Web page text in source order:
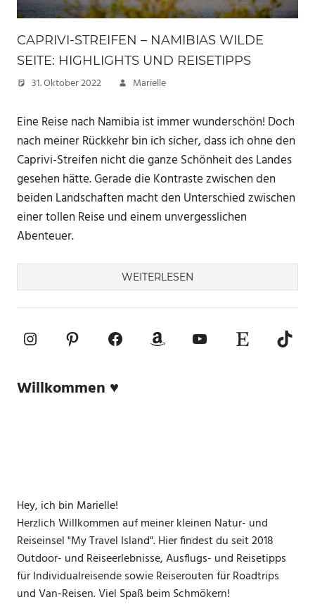
CAPRIVI-STREIFEN – NAMIBIAS WILDE
SEITE: HIGHLIGHTS UND REISETIPPS
31. Oktober 2022 Marielle
Eine Reise nach Namibia ist immer wunderschön! Doch
nach meiner Rückkehr bin ich sicher, dass ich ohne den
Caprivi-Streifen nicht die ganze Schönheit des Landes
gesehen hätte. Gerade die Kontraste zwischen den
beiden Landschaften macht den Unterschied zwischen
einer tollen Reise und einem unvergesslichen
Abenteuer.
WEITERLESEN
InstagramPinterestFacebookAmazonYouTube
Etsy-Shop
Willkommen ♥
Hey, ich bin Marielle!
Herzlich Willkommen auf meiner kleinen Natur- und
Reiseinsel "My Travel Island". Hier findest du seit 2018
Outdoor- und Reiseerlebnisse, Ausflugs- und Reisetipps
für Individualreisende sowie Reiserouten für Roadtrips
und Van-Reisen. Viel Spaß beim Schmökern!